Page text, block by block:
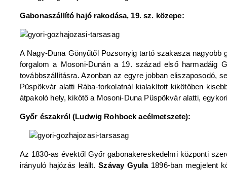
Gabonaszállító hajó rakodása, 19. sz. közepe:
A Nagy-Duna Gönyűtől Pozsonyig tartó szakasza
forgalom a Mosoni-Dunán a 19. század első harmadáig
továbbszállításra. Azonban az egyre jobban eliszaposodó,
Püspökvár alatti Rába-torkolatnál kialakított kikötőben
átpakoló hely, kikötő a Mosoni-Duna Püspökvár alatti,
Győr északról (Ludwig Rohbock acélmetszete):
Az 1830-as évektől Győr gabonakereskedelmi központi
irányuló hajózás leállt.Szávay Gyula1896-ban megjelent